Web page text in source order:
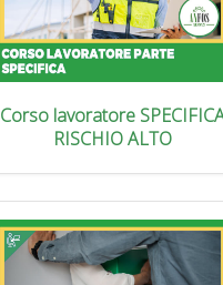
Corso lavoratore
RISCHIO ALTO